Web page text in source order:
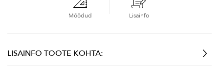
Mõõdud Lisainfo
LISAINFO TOOTE KOHTA: